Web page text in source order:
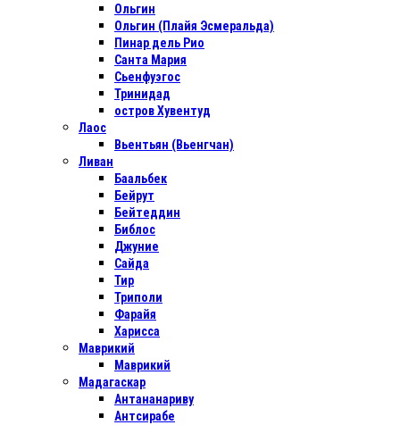
Ольгин
Ольгин (Плайя Эсмеральда)
Пинар дель Рио
Санта Мария
Сьенфуэгос
Тринидад
остров Хувентуд
Лаос
Вьентьян (Вьенгчан)
Ливан
Баальбек
Бейрут
Бейтеддин
Библос
Джуние
Сайда
Тир
Триполи
Фарайя
Харисса
Маврикий
Маврикий
Мадагаскар
Антананариву
Антсирабе